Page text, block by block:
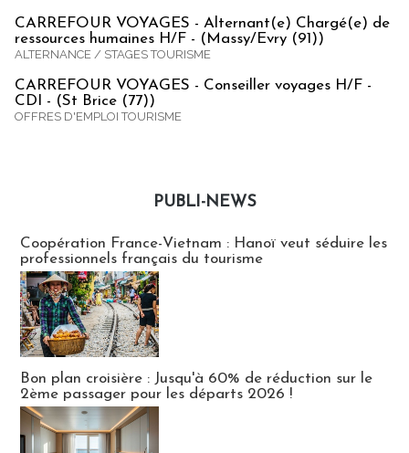
CARREFOUR VOYAGES - Alternant(e) Chargé(e) de
ressources humaines H/F - (Massy/Evry (91))
ALTERNANCE / STAGES TOURISME
CARREFOUR VOYAGES - Conseiller voyages H/F -
CDI - (St Brice (77))
OFFRES D'EMPLOI TOURISME
PUBLI-NEWS
Coopération France-Vietnam : Hanoï veut séduire les
professionnels français du tourisme
Bon plan croisière : Jusqu'à 60% de réduction sur le
2ème passager pour les départs 2026 !